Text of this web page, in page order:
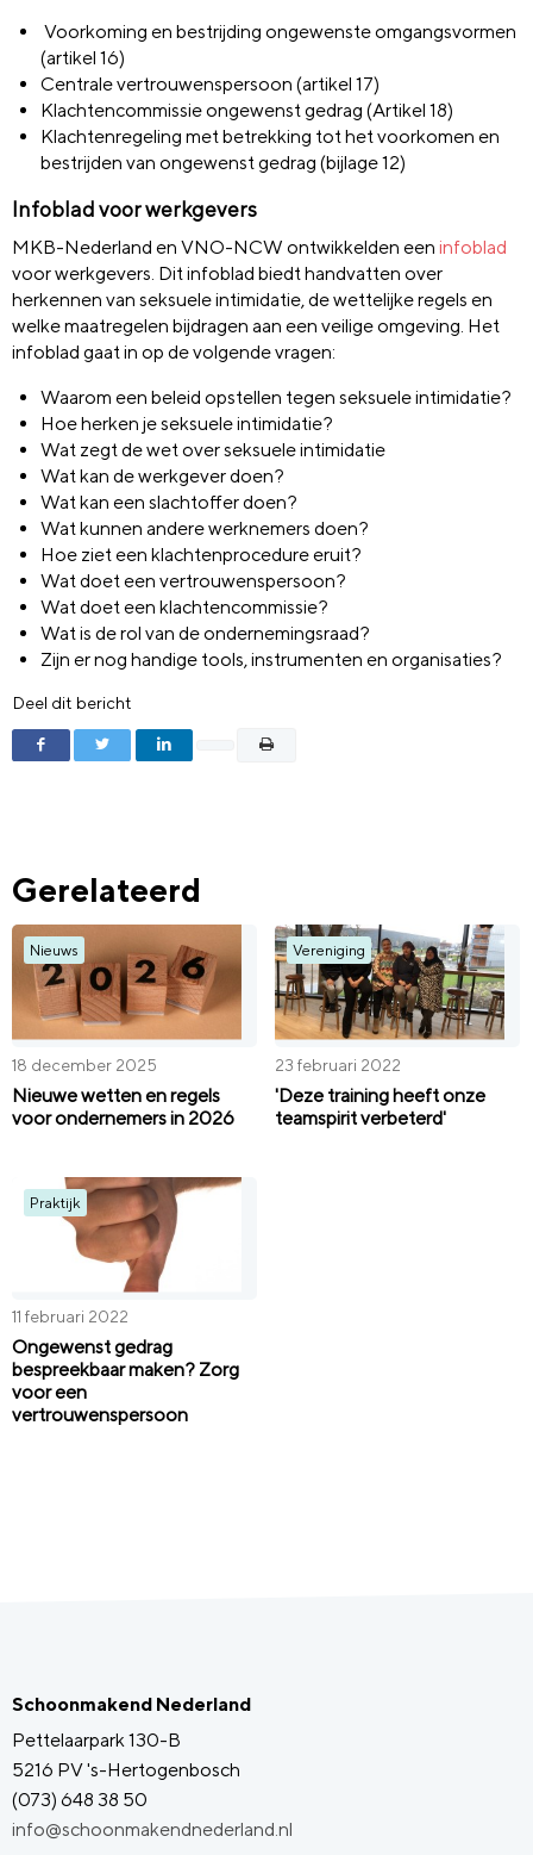
Voorkoming en bestrijding ongewenste omgangsvormen
(artikel 16)
Centrale vertrouwenspersoon (artikel 17)
Klachtencommissie ongewenst gedrag (Artikel 18)
Klachtenregeling met betrekking tot het voorkomen en
bestrijden van ongewenst gedrag (bijlage 12)
Infoblad voor werkgevers
MKB-Nederland en VNO-NCW ontwikkelden een infoblad
voor werkgevers. Dit infoblad biedt handvatten over
herkennen van seksuele intimidatie, de wettelijke regels en
welke maatregelen bijdragen aan een veilige omgeving. Het
infoblad gaat in op de volgende vragen:
Waarom een beleid opstellen tegen seksuele intimidatie?
Hoe herken je seksuele intimidatie?
Wat zegt de wet over seksuele intimidatie
Wat kan de werkgever doen?
Wat kan een slachtoffer doen?
Wat kunnen andere werknemers doen?
Hoe ziet een klachtenprocedure eruit?
Wat doet een vertrouwenspersoon?
Wat doet een klachtencommissie?
Wat is de rol van de ondernemingsraad?
Zijn er nog handige tools, instrumenten en organisaties?
Deel dit bericht
Gerelateerd
Nieuws
18 december 2025
Nieuwe wetten en regels
voor ondernemers in 2026
Vereniging
23 februari 2022
'Deze training heeft onze
teamspirit verbeterd'
Praktijk
11 februari 2022
Ongewenst gedrag
bespreekbaar maken? Zorg
voor een
vertrouwenspersoon
Schoonmakend Nederland
Pettelaarpark 130-B
5216 PV 's-Hertogenbosch
(073) 648 38 50
info@schoonmakendnederland.nl